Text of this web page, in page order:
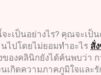
เป็นอย่างไร? คุณจะเป็
ไปโดยไม่ยอมทำอะไร สั่
งคลินิกยังได้ค้นพบว่า ก
เกิดความภาคภูมิใจและ